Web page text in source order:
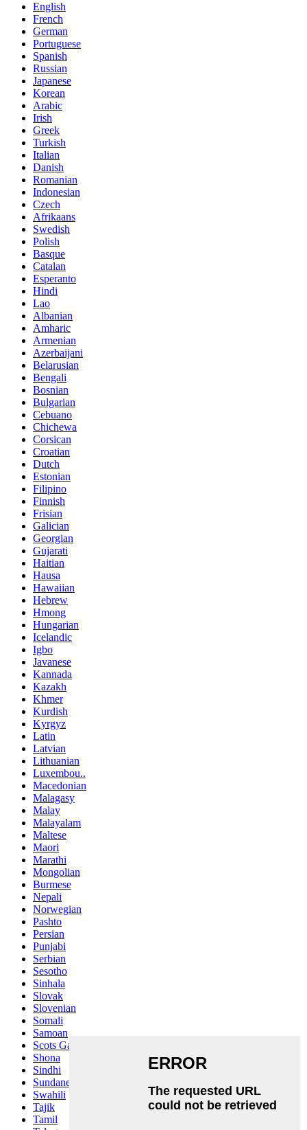
English
French
German
Portuguese
Spanish
Russian
Japanese
Korean
Arabic
Irish
Greek
Turkish
Italian
Danish
Romanian
Indonesian
Czech
Afrikaans
Swedish
Polish
Basque
Catalan
Esperanto
Hindi
Lao
Albanian
Amharic
Armenian
Azerbaijani
Belarusian
Bengali
Bosnian
Bulgarian
Cebuano
Chichewa
Corsican
Croatian
Dutch
Estonian
Filipino
Finnish
Frisian
Galician
Georgian
Gujarati
Haitian
Hausa
Hawaiian
Hebrew
Hmong
Hungarian
Icelandic
Igbo
Javanese
Kannada
Kazakh
Khmer
Kurdish
Kyrgyz
Latin
Latvian
Lithuanian
Luxembou..
Macedonian
Malagasy
Malay
Malayalam
Maltese
Maori
Marathi
Mongolian
Burmese
Nepali
Norwegian
Pashto
Persian
Punjabi
Serbian
Sesotho
Sinhala
Slovak
Slovenian
Somali
Samoan
Scots Gaelic
Shona
Sindhi
Sundanese
Swahili
Tajik
Tamil